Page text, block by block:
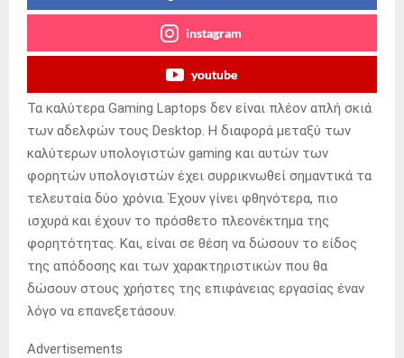
instagram
youtube
Τα καλύτερα Gaming Laptops δεν είναι πλέον απλή σκιά
των αδελφών τους Desktop. Η διαφορά μεταξύ των
καλύτερων υπολογιστών gaming και αυτών των
φορητών υπολογιστών έχει συρρικνωθεί σημαντικά τα
τελευταία δύο χρόνια. Έχουν γίνει φθηνότερα, πιο
ισχυρά και έχουν το πρόσθετο πλεονέκτημα της
φορητότητας. Και, είναι σε θέση να δώσουν το είδος
της απόδοσης και των χαρακτηριστικών που θα
δώσουν στους χρήστες της επιφάνειας εργασίας έναν
λόγο να επανεξετάσουν.
Advertisements